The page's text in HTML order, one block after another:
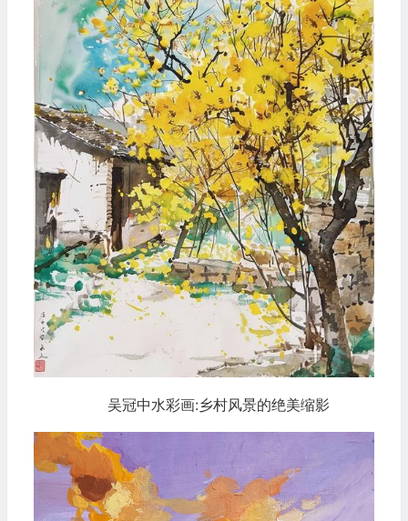
吴冠中水彩画:乡村风景的绝美缩影